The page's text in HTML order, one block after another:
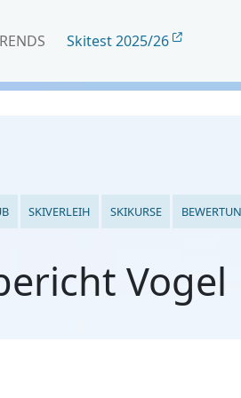
Skitest 2025/26
SKIVERLEIH SKIKURSE
Vogel